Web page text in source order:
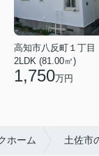
高知市八反町１丁目
2LDK (81.00㎡)
1,750万円
ホーム 土佐市